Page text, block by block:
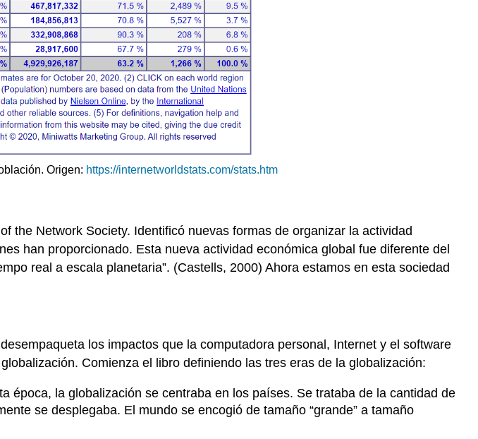
Origen: https://internetworldstats.com/stats.htm
the Network Society. Identificó nuevas formas de organizar la actividad
han proporcionado. Esta nueva actividad económica global fue diferente del
real a escala planetaria”. (Castells, 2000) Ahora estamos en esta sociedad
los impactos que la computadora personal, Internet y el software
Comienza el libro definiendo las tres eras de la globalización:
época, la globalización se centraba en los países. Se trataba de la cantidad de
se desplegaba. El mundo se encogió de tamaño “grande” a tamaño